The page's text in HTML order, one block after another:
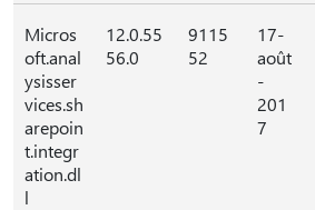
Micros
oft.anal
ysisser
vices.sh
arepoin
t.integr
ation.dl
l
12.0.55
56.0
9115
52
17-
août
-
201
7